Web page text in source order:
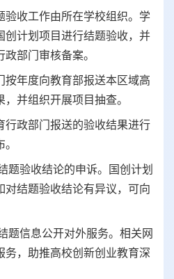
验收工作由所在学校组织。学
创计划项目进行结题验收，并
部门审核备案。
按年度向教育部报送本区域高
并组织开展项目抽查。
行政部门报送的验收结果进行
题验收结论的申诉。国创计划
结题验收结论有异议，可向
题信息公开对外服务。相关网
务，助推高校创新创业教育深